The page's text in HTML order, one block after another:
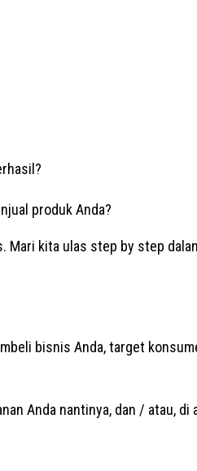
produk Anda?
Mari kita ulas step by step
bisnis Anda, target
Anda nantinya, dan / atau, di